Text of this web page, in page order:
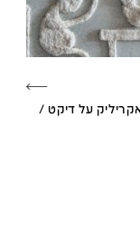
על דיקט /